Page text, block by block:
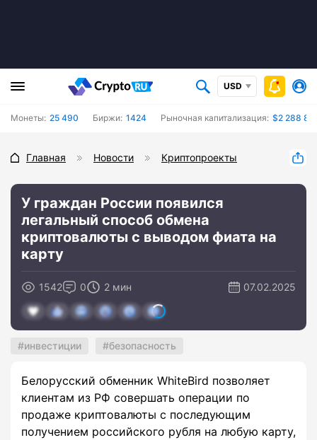
USD
Монеты: 25 490 Биржи: 1424 Рыночная капитализация: $2 288
Главная Новости Криптопроекты
У граждан России появился
легальный способ обмена
криптовалюты с выводом фиата на
карту
1542 0 2 мин 07.02.2025
инвестиции безопасность
Белорусский обменник WhiteBird позволяет
клиентам из РФ совершать операции по
продаже криптовалюты с последующим
получением российского рубля на любую карту,